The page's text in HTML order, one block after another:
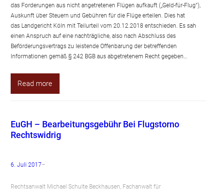
das Forderungen aus nicht angetretenen Flügen aufkauft („Geld-für-Flug“),
Auskunft über Steuern und Gebühren für die Flüge erteilen. Dies hat
das Landgericht Köln mit Teilurteil vom 20.12.2018 entschieden. Es sah
einen Anspruch auf eine nachträgliche, also nach Abschluss des
Beförderungsvertrags zu leistende Offenbarung der betreffenden
Informationen gemäß § 242 BGB aus abgetretenem Recht gegeben…
Read more
EuGH – Bearbeitungsgebühr Bei Flugstorno
Rechtswidrig
6. Juli 2017–
Rechtsanwalt Michael Schulte Beckhausen, Fachanwalt für